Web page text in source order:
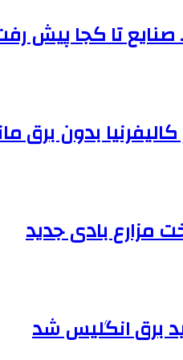
تا کجا پیش
مزارع بادی جدید
برق انگلیس شد